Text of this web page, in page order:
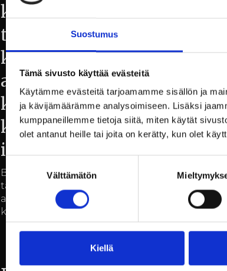
Suostumus
Tämä sivusto käyttää evästeitä
Käytämme evästeitä tarjoamamme sisällön ja
ja kävijämäärämme analysoimiseen. Lisäksi
kumppaneillemme tietoja siitä, miten käytät
olet antanut heille tai joita on kerätty, kun olet
valinta
Välttämätön
Kiellä
kokoustiimiä
täydennetään
kahdella
ammattilaisella:
kokousmyyjä ja
kokousemäntä /-
isäntä
Billnäsin ruukin kokoustiimiä
täydennetään kahdella
ammattilaisella: kokousmyyjä ja
kokousemäntä /-isäntä
ajalle